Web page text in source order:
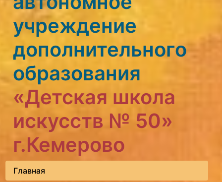
учреждение
дополнительного
образования
«Детская школа
искусств № 50»
г.Кемерово
Главная